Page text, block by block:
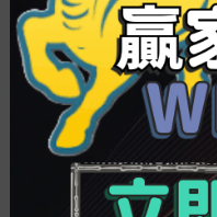
多地推動保障性
專家以為，此舉有
房，進而推進創設租
保障體系，有助于增
題疑問。
2021年12月召開的